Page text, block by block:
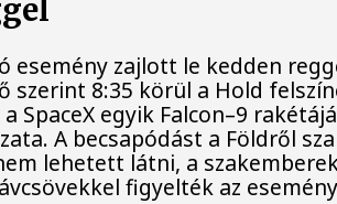
esemény zajlott le kedden
szerint 8:35 körül a Hold
SpaceX egyik Falcon–9
A becsapódást a Földről
lehetett látni, a
figyelték az